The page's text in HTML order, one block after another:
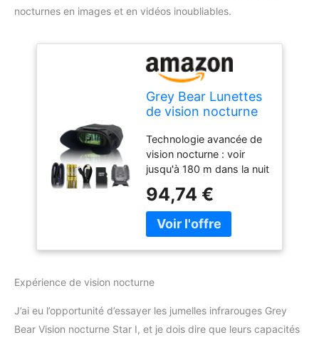
nocturnes en images et en vidéos inoubliables.
Grey Bear Lunettes
de vision nocturne
infrarouges 9X,
IP54 pour
observation de la
faune, camping,
randonnée,
sécurité, portée de
vue 380,4 m au jour
Technologie avancée de
vision nocturne : voir
jusqu'à 180 m dans la nuit
d'éclairage infrarouge
pour une meilleure clarté
d'image nocturne.
l'obscurité. Portée de
m. Grossissement
jusqu'à 9x :
94,74 €
Expérience de vision nocturne
J’ai eu l’opportunité d’essayer les jumelles infrarouges Grey
Bear Vision nocturne Star I, et je dois dire que leurs capacités